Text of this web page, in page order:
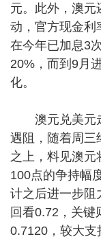
元。此外，澳元
动，官方现金利
在今年已加息3
20%，而到9月
化。
澳元兑美元走
遇阻，随着周三
之上，料见澳
100点的争持幅
计之后进一步阻
回看0.72，关键
0.7120，较大支